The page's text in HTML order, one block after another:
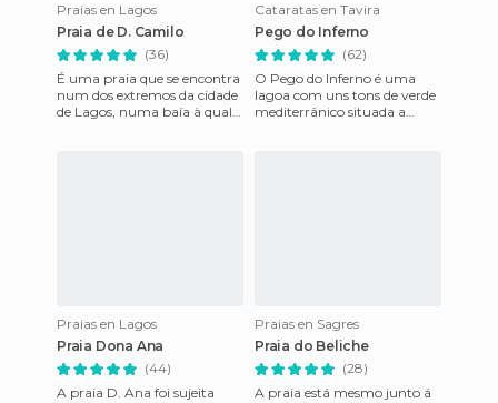
Praias en Lagos
Praia de D. Camilo
(36)
É uma praia que se encontra
num dos extremos da cidade
de Lagos, numa baía à qual
Cataratas en Tavira
Pego do Inferno
(62)
O Pego do Inferno é uma
lagoa com uns tons de verde
mediterrânico situada a
Praias en Lagos
Praia Dona Ana
(44)
A praia D. Ana foi sujeita
Praias en Sagres
Praia do Beliche
(28)
A praia está mesmo junto á